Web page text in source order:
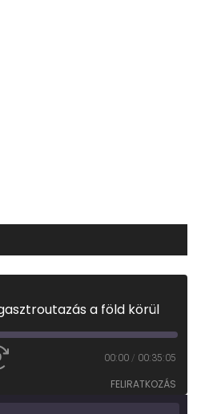
a föld körül
00:00 / 00:35:05
FELIRATKOZÁS